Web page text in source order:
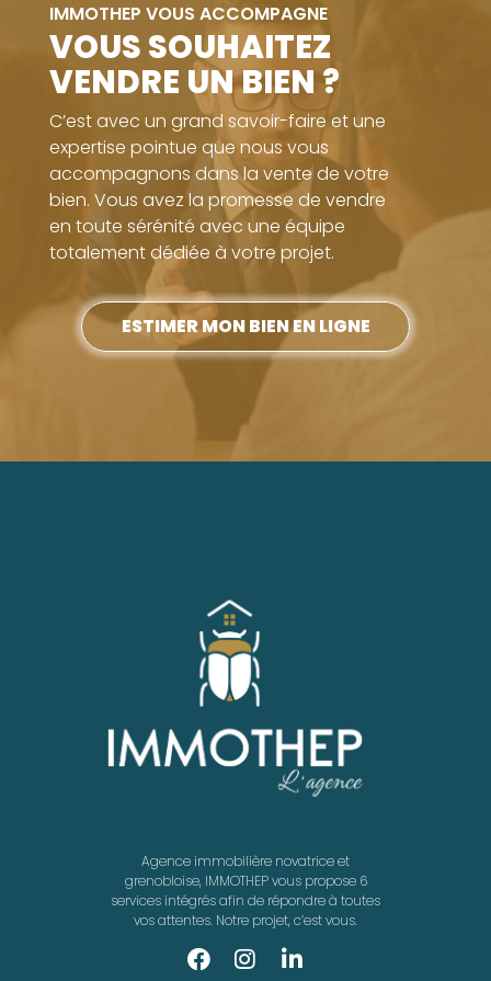
IMMOTHEP VOUS ACCOMPAGNE
VOUS SOUHAITEZ
VENDRE UN BIEN ?
C’est avec un grand savoir-faire et une
expertise pointue que nous vous
accompagnons dans la vente de votre
bien. Vous avez la promesse de vendre
en toute sérénité avec une équipe
totalement dédiée à votre projet.
ESTIMER MON BIEN EN LIGNE
Agence immobilière novatrice et
grenobloise, IMMOTHEP vous propose 6
services intégrés afin de répondre à toutes
vos attentes. Notre projet, c’est vous.